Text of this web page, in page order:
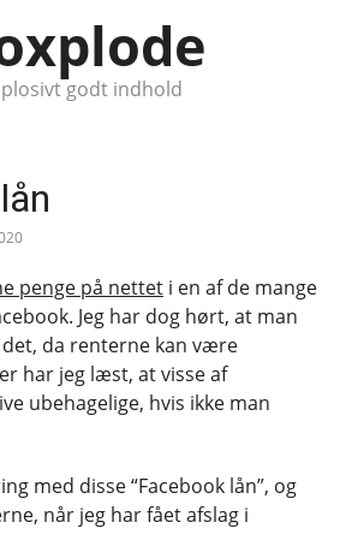
godt indhold
penge på nettet i en af de mange
Jeg har dog hørt, at man
det, da renterne kan være
har jeg læst, at visse af
ubehagelige, hvis ikke man
med disse “Facebook lån”, og
når jeg har fået afslag i